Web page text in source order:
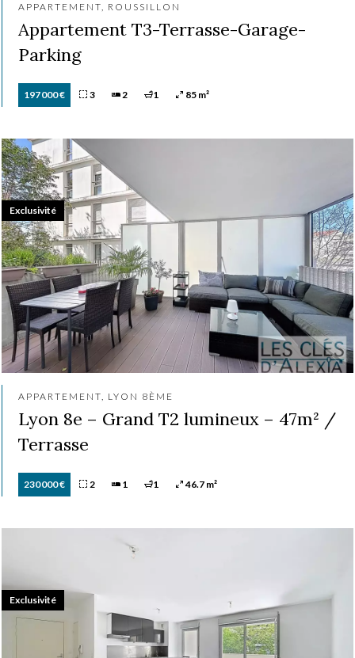
APPARTEMENT, ROUSSILLON
Appartement T3-Terrasse-Garage-
Parking
197 000 € 3 2 1 85 m²
APPARTEMENT, LYON 8ÈME
Lyon 8e – Grand T2 lumineux – 47m² /
Terrasse
230 000 € 2 1 1 46.7 m²
Exclusivité
Exclusivité